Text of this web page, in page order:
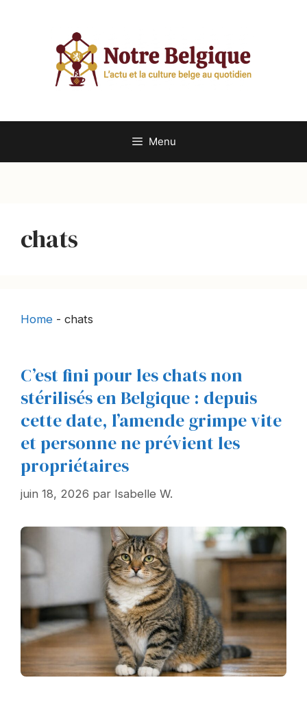
Menu
chats
Home - chats
C’est fini pour les chats non
stérilisés en Belgique : depuis
cette date, l’amende grimpe vite
et personne ne prévient les
propriétaires
juin 18, 2026 par Isabelle W.